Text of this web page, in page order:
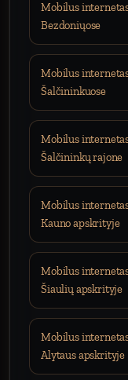
Mobilus
Bezdoniųose
Mobilus
Šalčininkuose
Mobilus
Šalčininkų rajone
Mobilus
Kauno apskrityje
Mobilus
Šiaulių apskrityje
Mobilus
Alytaus apskrityje